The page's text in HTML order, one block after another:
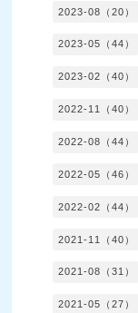
2023-08（20）
2023-05（44）
2023-02（40）
2022-11（40）
2022-08（44）
2022-05（46）
2022-02（44）
2021-11（40）
2021-08（31）
2021-05（27）